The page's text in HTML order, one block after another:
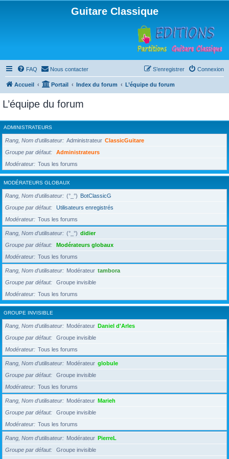
Guitare Classique
FAQ Nous contacter Connexion
S’enregistrer
Accueil Portail Index du forum L’équipe du forum
L’équipe du forum
ADMINISTRATEURS
Rang, Nom d’utilisateur Administrateur ClassicGuitare
Groupe par défaut
Administrateurs
Modérateur
Tous les forums
MODÉRATEURS GLOBAUX
Rang, Nom d’utilisateur (°_°) BotClassicG
Groupe par défaut
Utilisateurs enregistrés
Modérateur
Tous les forums
Rang, Nom d’utilisateur (°_°) didier
Groupe par défaut
Modérateurs globaux
Modérateur
Tous les forums
Rang, Nom d’utilisateur Modérateur tambora
Groupe par défaut
Groupe invisible
Modérateur
Tous les forums
GROUPE INVISIBLE
Rang, Nom d’utilisateur Modérateur Daniel d'Arles
Groupe par défaut
Groupe invisible
Modérateur
Tous les forums
Rang, Nom d’utilisateur Modérateur globule
Groupe par défaut
Groupe invisible
Modérateur
Tous les forums
Rang, Nom d’utilisateur Modérateur Marieh
Groupe par défaut
Groupe invisible
Modérateur
Tous les forums
Rang, Nom d’utilisateur Modérateur PierreL
Groupe par défaut
Groupe invisible